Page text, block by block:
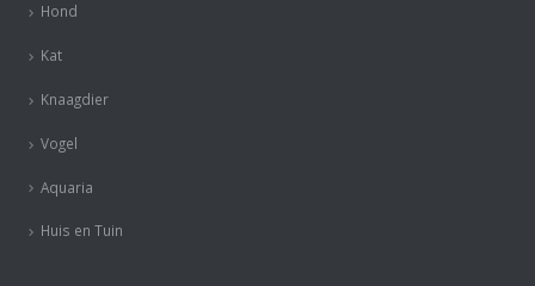
Hond
Kat
Knaagdier
Vogel
Aquaria
Huis en Tuin